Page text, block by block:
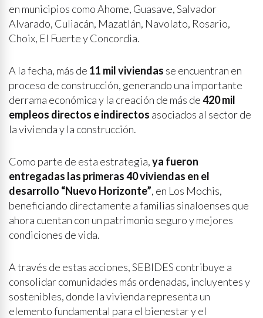
en municipios como Ahome, Guasave, Salvador
Alvarado, Culiacán, Mazatlán, Navolato, Rosario,
Choix, El Fuerte y Concordia.
A la fecha, más de 11 mil viviendas se encuentran en
proceso de construcción, generando una importante
derrama económica y la creación de más de420 mil
empleos directos e indirectos asociados al sector de
la vivienda y la construcción.
Como parte de esta estrategia,ya fueron
entregadas las primeras40 viviendas en el
desarrollo “Nuevo Horizonte”, en Los Mochis,
beneficiando directamente a familias sinaloenses que
ahora cuentan con un patrimonio seguro y mejores
condiciones de vida.
A través de estas acciones, SEBIDES contribuye a
consolidar comunidades más ordenadas, incluyentes y
sostenibles, donde la vivienda representa un
elemento fundamental para el bienestar y el